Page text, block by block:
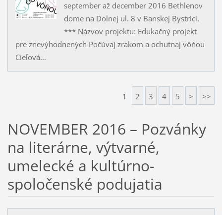
september až december 2016 Bethlenov
dome na Dolnej ul. 8 v Banskej Bystrici.
*** Názvov projektu: Edukačný projekt
pre znevýhodnených Počúvaj zrakom a ochutnaj vôňou
Cieľová...
1 2 3 4 5 > >>
NOVEMBER 2016 – Pozvánky
na literárne, výtvarné,
umelecké a kultúrno-
spoločenské podujatia